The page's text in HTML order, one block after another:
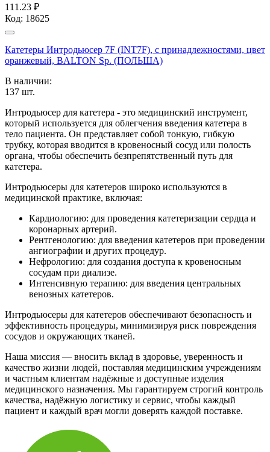
111.23 ₽
Код: 18625
Катетеры Интродьюсер 7F (INT7F), с принадлежностями, цвет
оранжевый, BALTON Sp. (ПОЛЬША)
В наличии:
137 шт.
Интродьюсер для катетера - это медицинский инструмент,
который используется для облегчения введения катетера в
тело пациента. Он представляет собой тонкую, гибкую
трубку, которая вводится в кровеносный сосуд или полость
органа, чтобы обеспечить безпрепятственный путь для
катетера.
Интродьюсеры для катетеров широко используются в
медицинской практике, включая:
Кардиологию: для проведения катетеризации сердца и
коронарных артерий.
Рентгенологию: для введения катетеров при проведении
ангиографии и других процедур.
Нефрологию: для создания доступа к кровеносным
сосудам при диализе.
Интенсивную терапию: для введения центральных
венозных катетеров.
Интродьюсеры для катетеров обеспечивают безопасность и
эффективность процедуры, минимизируя риск повреждения
сосудов и окружающих тканей.
Наша миссия — вносить вклад в здоровье, уверенность и
качество жизни людей, поставляя медицинским учреждениям
и частным клиентам надёжные и доступные изделия
медицинского назначения. Мы гарантируем строгий контроль
качества, надёжную логистику и сервис, чтобы каждый
пациент и каждый врач могли доверять каждой поставке.